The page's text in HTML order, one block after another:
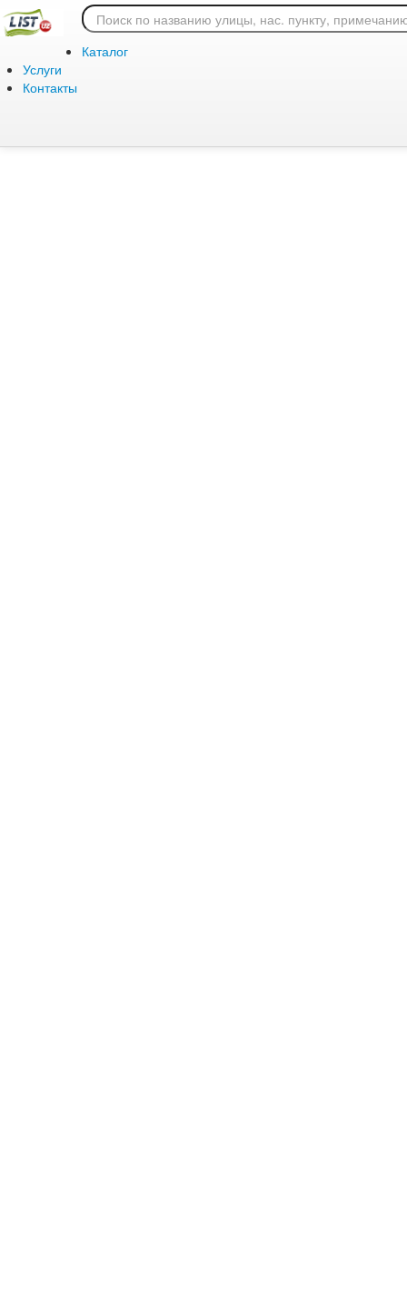
Каталог
Услуги
Контакты
Ошибка 404: страница